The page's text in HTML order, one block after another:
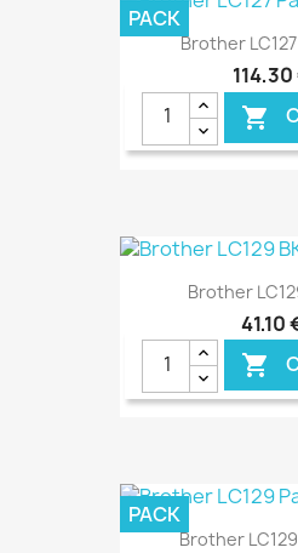
Brother

PACK
Brother
41,10

Brother
PACK